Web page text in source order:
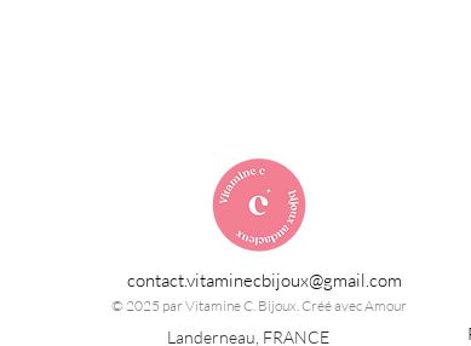
contact.vitaminecbijoux@gmail.com
© 2025 par Vitamine C. Bijoux. Créé avec Amour
Landerneau, FRANCE